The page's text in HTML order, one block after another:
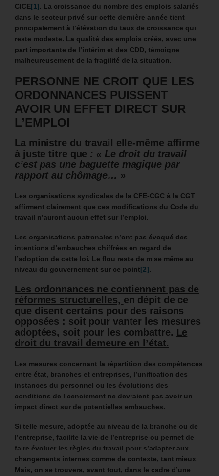
CICE[1]. La croissance du nombre des emplois salariés
dans le secteur privé sur cette dernière année tient
principalement à l’élévation du taux de croissance qui
reste modeste. La qualité des emplois créés, avec une
part importante de l’intérim et des CDD, témoigne
malheureusement de la fragilité de la situation.
PERSONNE NE CROIT QUE LES
ORDONNANCES PUISSENT
AVOIR UN EFFET DIRECT SUR
L’EMPLOI
La ministre du travail elle-même affirme
à juste titre que : « Le droit du travail
c’est pas une baguette magique par
rapport au chômage… »
Les organisations syndicales de la CFE-CGC à la CGT
affirment clairement que ces modifications du Code du
travail n’auront aucun effet sur l’emploi.
Les organisations patronales n’ont pas évoqué des
intentions d’embauches chiffrées en regard de
l’adoption de cette loi. Le flou reste de mise même au
niveau du gouvernement sur ce point[2].
Les ordonnances ne contiennent pas de
réformes structurelles, en dépit de ce
que disent certains pour des raisons
opposées : soit pour vanter les mesures
adoptées, soit pour les combattre. Le
droit du travail demeure en l’état.
Les mesures concernant la répartition des compétences
entre état, branches et entreprises, l’unification des
instances du personnel ou les évolutions des
conditions de licenciement ne devraient pas avoir un
impact direct sur de potentielles embauches.
Si telle mesure, adoptée au niveau de la branche ou de
l’entreprise, facilite la vie de l’entreprise ou permet de
faire évoluer les règles du travail pour s’adapter aux
changements internes comme de contexte, tant mieux.
Mais, on se trouvera, avant tout, dans le cadre d’une